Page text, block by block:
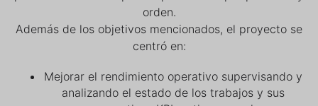
orden.
Además de los objetivos mencionados, el proyecto se
centró en:
Mejorar el rendimiento operativo supervisando y
analizando el estado de los trabajos y sus